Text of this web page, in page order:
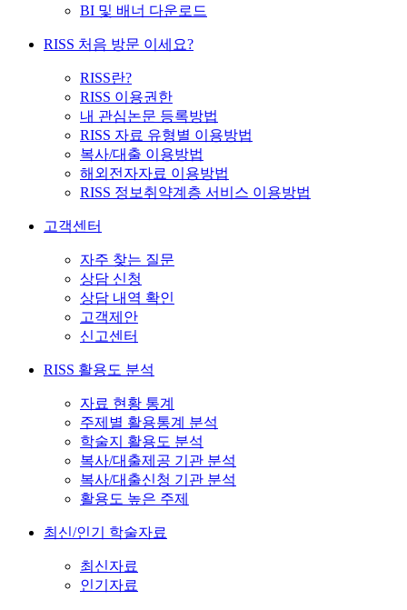
BI 및 배너 다운로드
RISS 처음 방문 이세요?
RISS란?
RISS 이용권한
내 관심논문 등록방법
RISS 자료 유형별 이용방법
복사/대출 이용방법
해외전자자료 이용방법
RISS 정보취약계층 서비스 이용방법
고객센터
자주 찾는 질문
상담 신청
상담 내역 확인
고객제안
신고센터
RISS 활용도 분석
자료 현황 통계
주제별 활용통계 분석
학술지 활용도 분석
복사/대출제공 기관 분석
복사/대출신청 기관 분석
활용도 높은 주제
최신/인기 학술자료
최신자료
인기자료